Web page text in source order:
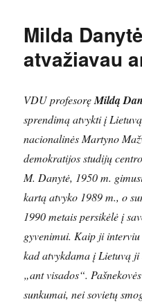
Milda
atvažiavau
VDU profesoręMildą
sprendimą atvykti į
nacionalinės Martyno
demokratijos studijų
M. Danytė, 1950 m.
kartą atvyko 1989 m., o
1990 metais persikėlė į
gyvenimui. Kaip ji
kad atvykdama į Lietuvą
„ant visados“.
sunkumai, nei sovietų